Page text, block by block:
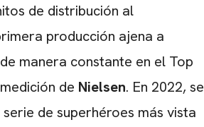
de distribución al
producción ajena a
manera constante en el Top
de Nielsen. En 2022, se
de superhéroes más vista